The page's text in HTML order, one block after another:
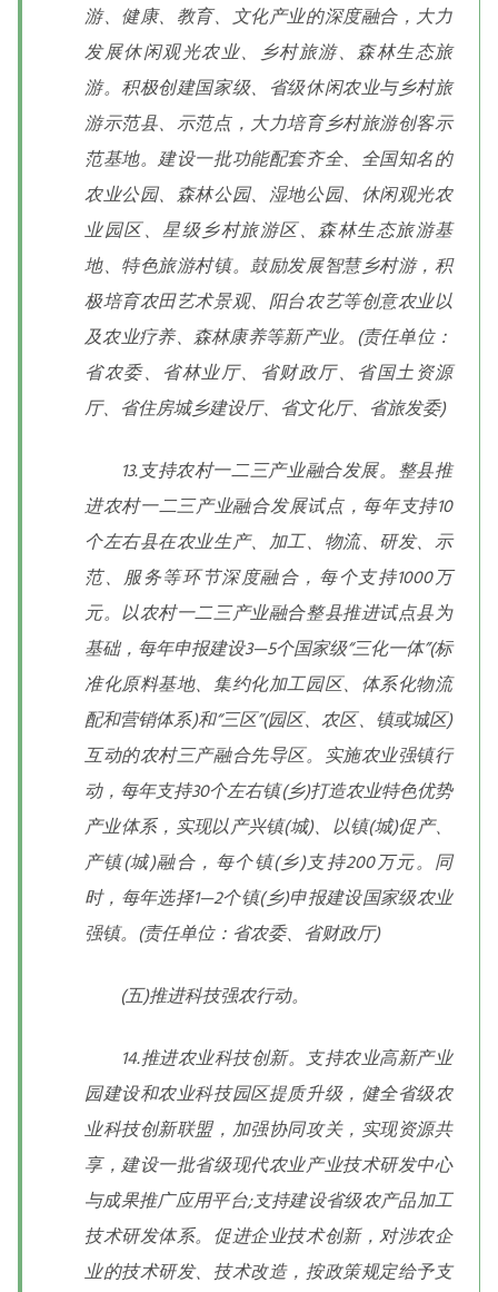
游、健康、教育、文化产业的深度融合，大力
发展休闲观光农业、乡村旅游、森林生态旅
游。积极创建国家级、省级休闲农业与乡村旅
游示范县、示范点，大力培育乡村旅游创客示
范基地。建设一批功能配套齐全、全国知名的
农业公园、森林公园、湿地公园、休闲观光农
业园区、星级乡村旅游区、森林生态旅游基
地、特色旅游村镇。鼓励发展智慧乡村游，积
极培育农田艺术景观、阳台农艺等创意农业以
及农业疗养、森林康养等新产业。(责任单位：
省农委、省林业厅、省财政厅、省国土资源
厅、省住房城乡建设厅、省文化厅、省旅发委)
13.支持农村一二三产业融合发展。整县推
进农村一二三产业融合发展试点，每年支持10
个左右县在农业生产、加工、物流、研发、示
范、服务等环节深度融合，每个支持1000万
元。以农村一二三产业融合整县推进试点县为
基础，每年申报建设3—5个国家级“三化一体”(标
准化原料基地、集约化加工园区、体系化物流
配和营销体系)和“三区”(园区、农区、镇或城区)
互动的农村三产融合先导区。实施农业强镇行
动，每年支持30个左右镇(乡)打造农业特色优势
产业体系，实现以产兴镇(城)、以镇(城)促产、
产镇(城)融合，每个镇(乡)支持200万元。同
时，每年选择1—2个镇(乡)申报建设国家级农业
强镇。(责任单位：省农委、省财政厅)
(五)推进科技强农行动。
14.推进农业科技创新。支持农业高新产业
园建设和农业科技园区提质升级，健全省级农
业科技创新联盟，加强协同攻关，实现资源共
享，建设一批省级现代农业产业技术研发中心
与成果推广应用平台;支持建设省级农产品加工
技术研发体系。促进企业技术创新，对涉农企
业的技术研发、技术改造，按政策规定给予支